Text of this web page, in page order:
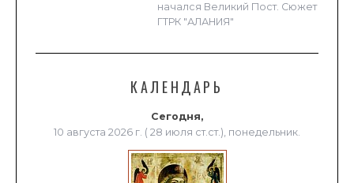
начался Великий Пост. Сюжет
ГТРК "АЛАНИЯ"
КАЛЕНДАРЬ
Сегодня,
10 августа 2026 г. ( 28 июля ст.ст.), понедельник.